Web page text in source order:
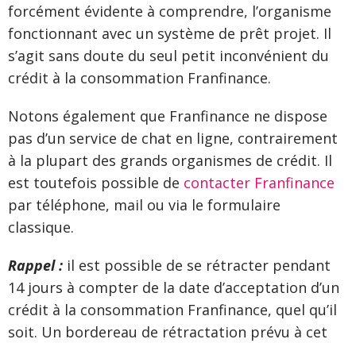
forcément évidente à comprendre, l’organisme
fonctionnant avec un système de prêt projet. Il
s’agit sans doute du seul petit inconvénient du
crédit à la consommation Franfinance.
Notons également que Franfinance ne dispose
pas d’un service de chat en ligne, contrairement
à la plupart des grands organismes de crédit. Il
est toutefois possible de contacter Franfinance
par téléphone, mail ou via le formulaire
classique.
Rappel : il est possible de se rétracter pendant
14 jours à compter de la date d’acceptation d’un
crédit à la consommation Franfinance, quel qu’il
soit. Un bordereau de rétractation prévu à cet